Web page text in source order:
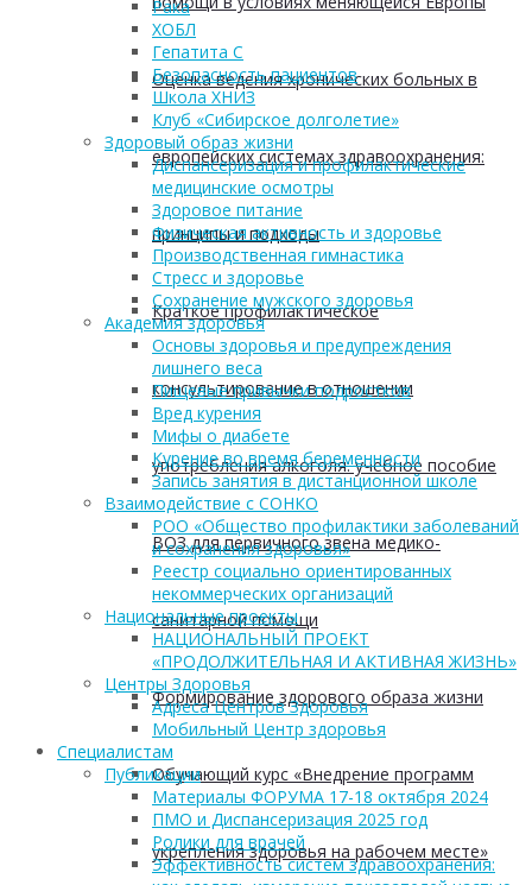
Оценка ведения хронических больных в
европейских системах здравоохранения:
принципы и подходы
Краткое профилактическое
консультирование в отношении
употребления алкоголя: учебное пособие
ВОЗ для первичного звена медико-
санитарной помощи
Формирование здорового образа жизни
Обучающий курс «Внедрение программ
укрепления здоровья на рабочем месте»
Рака
ХОБЛ
Гепатита С
Безопасность пациентов
Школа ХНИЗ
Клуб «Сибирское долголетие»
Здоровый образ жизни
Диспансеризация и профилактические
медицинские осмотры
Здоровое питание
Физическая активность и здоровье
Производственная гимнастика
Стресс и здоровье
Сохранение мужского здоровья
Академия здоровья
Основы здоровья и предупреждения
лишнего веса
Пищевые привычки подростков
Вред курения
Мифы о диабете
Курение во время беременности
Запись занятия в дистанционной школе
Взаимодействие с СОНКО
РОО «Общество профилактики заболеваний
и сохранения здоровья»
Реестр социально ориентированных
некоммерческих организаций
Национальные проекты
НАЦИОНАЛЬНЫЙ ПРОЕКТ
«ПРОДОЛЖИТЕЛЬНАЯ И АКТИВНАЯ ЖИЗНЬ»
Центры Здоровья
Адреса Центров Здоровья
Мобильный Центр здоровья
Cпециалистам
Публикации
Материалы ФОРУМА 17-18 октября 2024
ПМО и Диспансеризация 2025 год
Ролики для врачей
Эффективность систем здравоохранения: